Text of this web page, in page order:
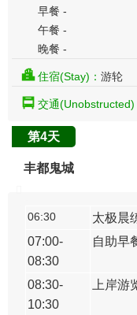
早餐 -
午餐 -
晚餐 -
住宿(Stay)： 游轮
交通(Unobstructed)
第4天
丰都鬼城
06:30
太极晨
07:00-
08:30
自助早
08:30-
10:30
上岸